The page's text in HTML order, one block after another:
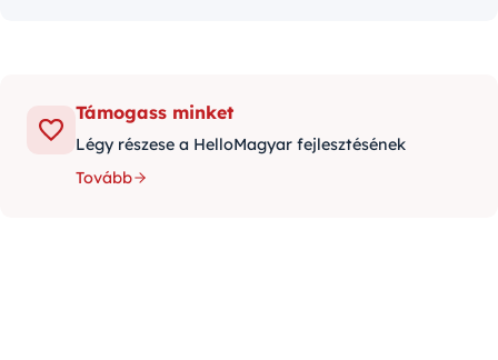
Támogass minket
Légy részese a HelloMagyar fejlesztésének
Tovább